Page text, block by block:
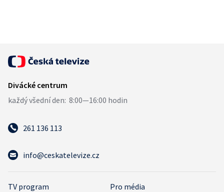
261 136 113
info@ceskatelevize.cz
TV program
Pro média